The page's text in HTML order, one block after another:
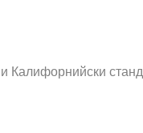
Калифорнийски